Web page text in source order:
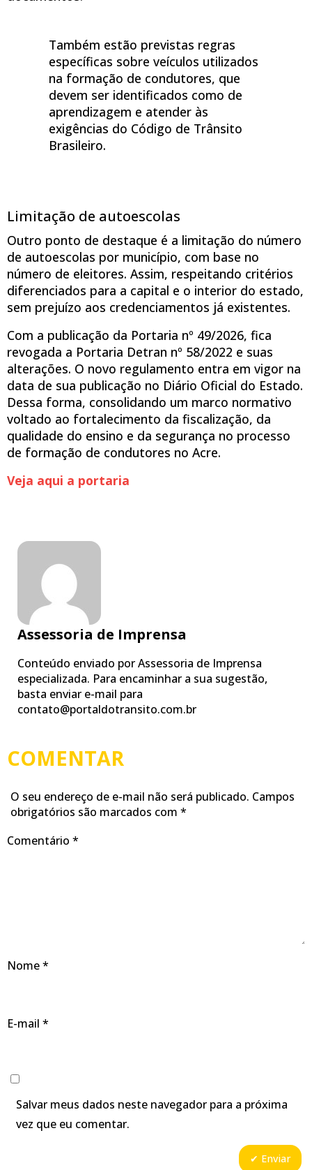
Também estão previstas regras
específicas sobre veículos utilizados
na formação de condutores, que
devem ser identificados como de
aprendizagem e atender às
exigências do Código de Trânsito
Brasileiro.
Limitação de autoescolas
Outro ponto de destaque é a limitação do número
de autoescolas por município, com base no
número de eleitores. Assim, respeitando critérios
diferenciados para a capital e o interior do estado,
sem prejuízo aos credenciamentos já existentes.
Com a publicação da Portaria nº 49/2026, fica
revogada a Portaria Detran nº 58/2022 e suas
alterações. O novo regulamento entra em vigor na
data de sua publicação no Diário Oficial do Estado.
Dessa forma, consolidando um marco normativo
voltado ao fortalecimento da fiscalização, da
qualidade do ensino e da segurança no processo
de formação de condutores no Acre.
Veja aqui a portaria
Assessoria de Imprensa
Conteúdo enviado por Assessoria de Imprensa
especializada. Para encaminhar a sua sugestão,
basta enviar e-mail para
contato@portaldotransito.com.br
COMENTAR
O seu endereço de e-mail não será publicado. Campos
obrigatórios são marcados com *
Comentário *
Nome*
E-mail *
Salvar meus dados neste navegador para a próxima
vez que eu comentar.